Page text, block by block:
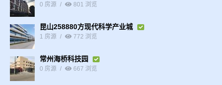
0 房源 801 浏览
昆山258880方现代科学产业城
1 房源 772 浏览
常州海桥科技园
0 房源 667 浏览